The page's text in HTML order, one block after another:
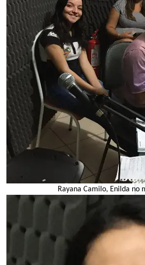
Rayana Camilo, Enilda no